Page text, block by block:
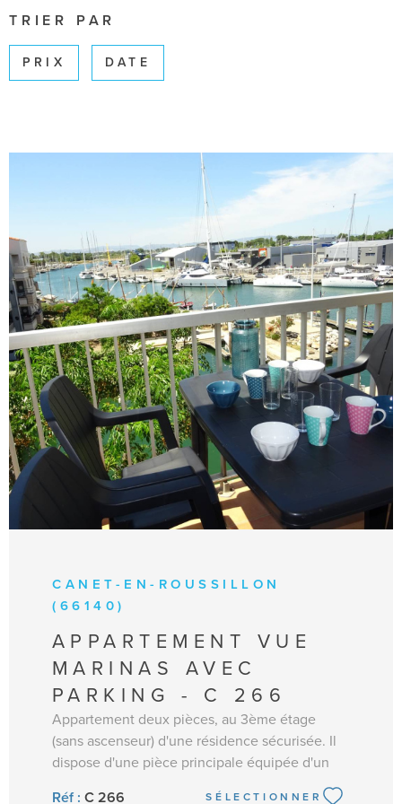
TRIER PAR
PRIX DATE
CANET-EN-ROUSSILLON
(66140)
APPARTEMENT VUE
MARINAS AVEC
PARKING - C 266
Appartement deux pièces, au 3ème étage
(sans ascenseur) d'une résidence sécurisée. Il
dispose d'une pièce principale équipée d'un
clic clac et TV, donnant sur la terrasse exposée
Réf : C 266 SÉLECTIONNER
VOIR LE BIEN
CRITÈRES SUPPLÉMENTAIRES
Terrasse
RECHERCHER